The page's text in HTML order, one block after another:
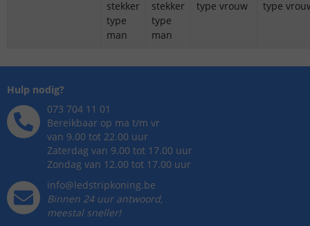
stekker
type
man
stekker
type
man
type vrouw
type
Hulp nodig?
073 704 11 01
Bereikbaar op ma t/m vr
van 9.00 tot 22.00 uur
Zaterdag van 9.00 tot 17.00 uur
Zondag van 12.00 tot 17.00 uur
info@ledstripkoning.be
Binnen 24 uur antwoord,
meestal sneller!